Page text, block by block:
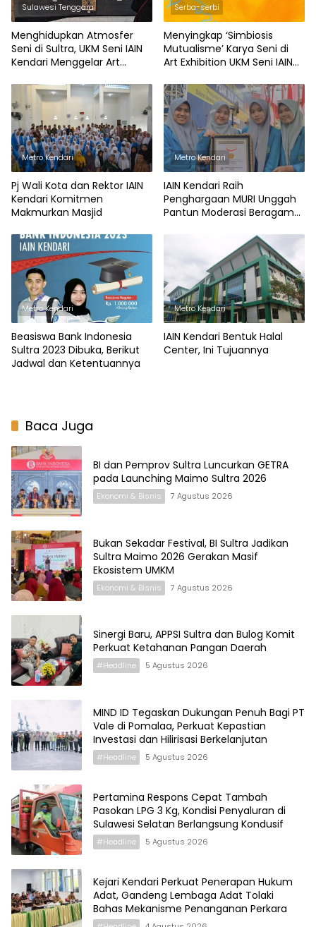
Sulawesi Tenggara
Menghidupkan Atmosfer
Seni di Sultra, UKM Seni IAIN
Kendari Menggelar Art
Serba-serbi
Menyingkap ‘Simbiosis
Mutualisme’ Karya Seni di
Art Exhibition UKM Seni IAIN
Tempat Gelarannya
Metro Kendari
Pj Wali Kota dan Rektor IAIN
Kendari Komitmen
Makmurkan Masjid
Metro Kendari
IAIN Kendari Raih
Penghargaan MURI Unggah
Pantun Moderasi Beragama
Metro Kendari
Beasiswa Bank Indonesia
Sultra 2023 Dibuka, Berikut
Jadwal dan Ketentuannya
Metro Kendari
IAIN Kendari Bentuk Halal
Center, Ini Tujuannya
Baca Juga
BI dan Pemprov Sultra Luncurkan GETRA
pada Launching Maimo Sultra 2026
Ekonomi & Bisnis 7 Agustus 2026
Bukan Sekadar Festival, BI Sultra Jadikan
Sultra Maimo 2026 Gerakan Masif
Ekosistem UMKM
Ekonomi & Bisnis 7 Agustus 2026
Sinergi Baru, APPSI Sultra dan Bulog Komit
Perkuat Ketahanan Pangan Daerah
#Headline 5 Agustus 2026
MIND ID Tegaskan Dukungan Penuh Bagi PT
Vale di Pomalaa, Perkuat Kepastian
Investasi dan Hilirisasi Berkelanjutan
#Headline 5 Agustus 2026
Pertamina Respons Cepat Tambah
Pasokan LPG 3 Kg, Kondisi Penyaluran di
Sulawesi Selatan Berlangsung Kondusif
#Headline 5 Agustus 2026
Kejari Kendari Perkuat Penerapan Hukum
Adat, Gandeng Lembaga Adat Tolaki
Bahas Mekanisme Penanganan Perkara